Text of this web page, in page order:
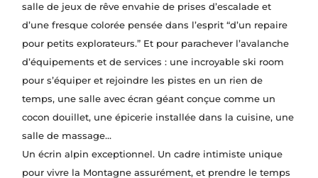
salle de jeux de rêve envahie de prises d’escalade et
d’une fresque colorée pensée dans l’esprit “d’un repaire
pour petits explorateurs.” Et pour parachever l’avalanche
d’équipements et de services : une incroyable ski room
pour s’équiper et rejoindre les pistes en un rien de
temps, une salle avec écran géant conçue comme un
cocon douillet, une épicerie installée dans la cuisine, une
salle de massage…
Un écrin alpin exceptionnel. Un cadre intimiste unique
pour vivre la Montagne assurément, et prendre le temps